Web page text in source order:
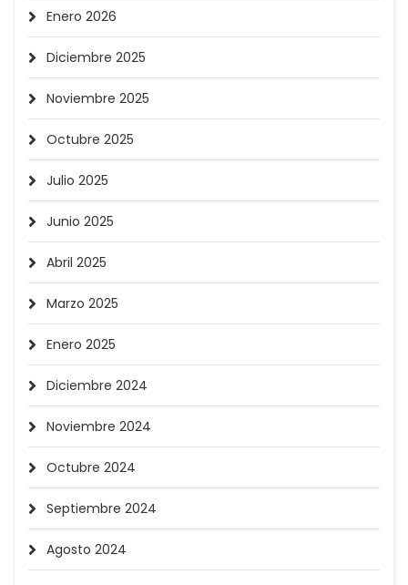
Enero 2026
Diciembre 2025
Noviembre 2025
Octubre 2025
Julio 2025
Junio 2025
Abril 2025
Marzo 2025
Enero 2025
Diciembre 2024
Noviembre 2024
Octubre 2024
Septiembre 2024
Agosto 2024